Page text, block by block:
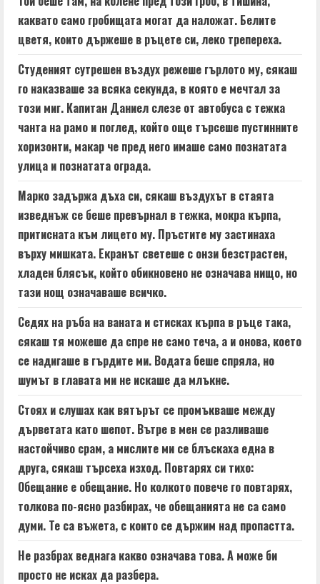
a
d
i
n
g
каквато само гробищата могат да наложат. Белите
цветя, които държеше в ръцете си, леко трепереха.
Студеният сутрешен въздух режеше гърлото му, сякаш
го наказваше за всяка секунда, в която е мечтал за
този миг. Капитан Даниел слезе от автобуса с тежка
чанта на рамо и поглед, който още търсеше пустинните
хоризонти, макар че пред него имаше само познатата
улица и познатата ограда.
Марко задържа дъха си, сякаш въздухът в стаята
изведнъж се беше превърнал в тежка, мокра кърпа,
притисната към лицето му. Пръстите му застинаха
върху мишката. Екранът светеше с онзи безстрастен,
хладен блясък, който обикновено не означава нищо, но
тази нощ означаваше всичко.
Седях на ръба на ваната и стисках кърпа в ръце така,
сякаш тя можеше да спре не само теча, а и онова, което
се надигаше в гърдите ми. Водата беше спряла, но
шумът в главата ми не искаше да млъкне.
Стоях и слушах как вятърът се промъкваше между
дърветата като шепот. Вътре в мен се разливаше
настойчиво срам, а мислите ми се блъскаха една в
друга, сякаш търсеха изход. Повтарях си тихо:
Обещание е обещание. Но колкото повече го повтарях,
толкова по-ясно разбирах, че обещанията не са само
думи. Те са въжета, с които се държим над пропастта.
Не разбрах веднага какво означава това. А може би
просто не исках да разбера.